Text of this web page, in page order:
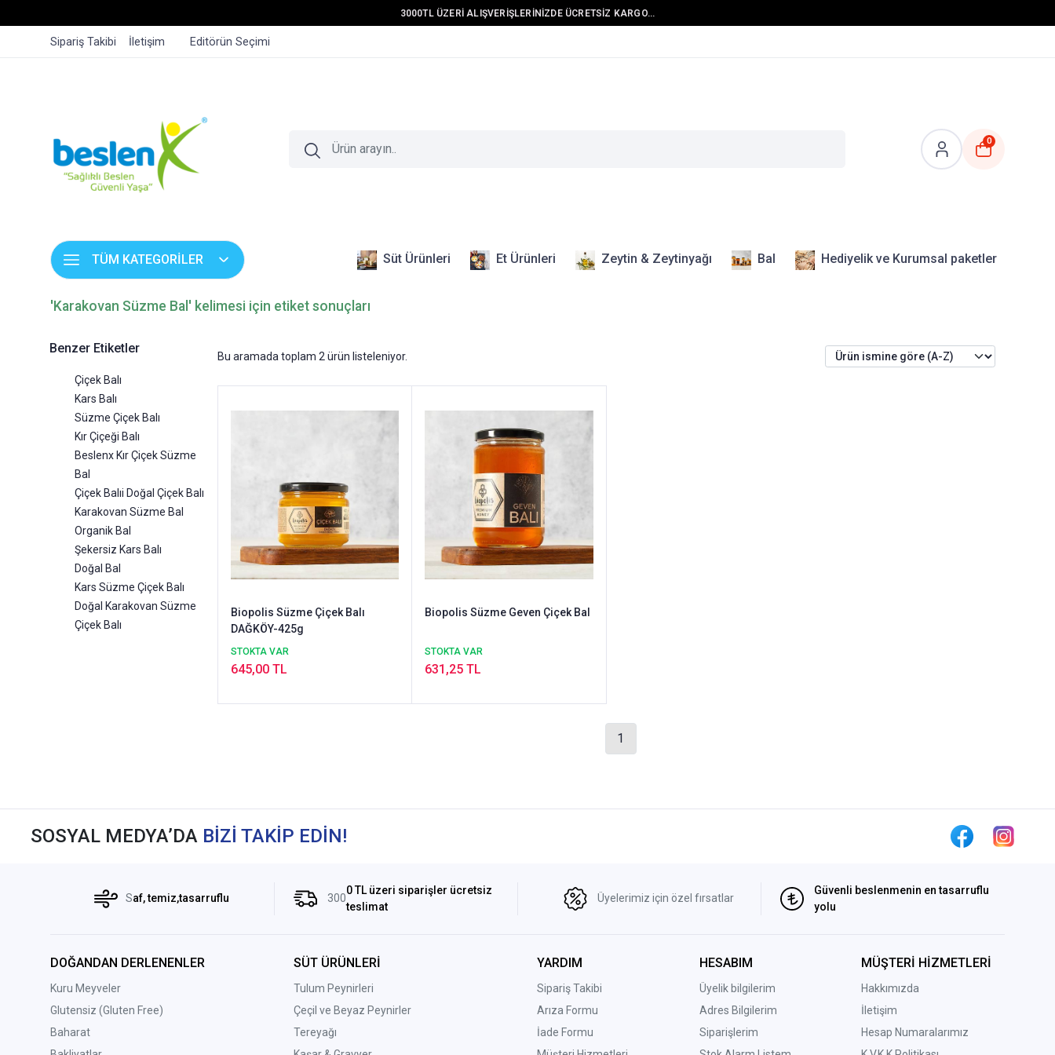
3000TL ÜZERİ ALIŞVERİŞLERİNİZDE ÜCRETSİZ KARGO...
Sipariş Takibi İletişim Editörün Seçimi
0
TÜM KATEGORİLER Süt Ürünleri Et Ürünleri Zeytin & Zeytinyağı Bal Hediyelik ve Kurumsal paketler
'Karakovan Süzme Bal' kelimesi için etiket sonuçları
Benzer Etiketler
Çiçek Balı
Kars Balı
Süzme Çiçek Balı
Kır Çiçeği Balı
Beslenx Kır Çiçek Süzme
Bal
Çiçek Balıi Doğal Çiçek Balı
Karakovan Süzme Bal
Organik Bal
Şekersiz Kars Balı
Doğal Bal
Kars Süzme Çiçek Balı
Doğal Karakovan Süzme
Çiçek Balı
Bu aramada toplam 2 ürün listeleniyor.
Biopolis Süzme Çiçek Balı
DAĞKÖY-425g
STOKTA VAR
645,00 TL
Biopolis Süzme Geven Çiçek Bal
STOKTA VAR
631,25 TL
1
SOSYAL MEDYA’DA BİZİ TAKİP EDİN!
Saf, temiz,tasarruflu 300
0 TL üzeri siparişler ücretsiz
teslimat
Üyelerimiz için özel fırsatlar
Güvenli beslenmenin en tasarruflu
yolu
DOĞANDAN DERLENENLER
Kuru Meyveler
Glutensiz (Gluten Free)
Baharat
SÜT ÜRÜNLERİ
Tulum Peynirleri
Çeçil ve Beyaz Peynirler
Tereyağı
YARDIM
Sipariş Takibi
Arıza Formu
İade Formu
HESABIM
Üyelik bilgilerim
Adres Bilgilerim
Siparişlerim
MÜŞTERİ HİZMETLERİ
Hakkımızda
İletişim
Hesap Numaralarımız